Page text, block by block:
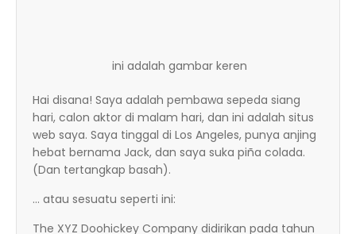
ini adalah gambar keren
Hai disana! Saya adalah pembawa sepeda siang
hari, calon aktor di malam hari, dan ini adalah situs
web saya. Saya tinggal di Los Angeles, punya anjing
hebat bernama Jack, dan saya suka piña colada.
(Dan tertangkap basah).
… atau sesuatu seperti ini:
The XYZ Doohickey Company didirikan pada tahun